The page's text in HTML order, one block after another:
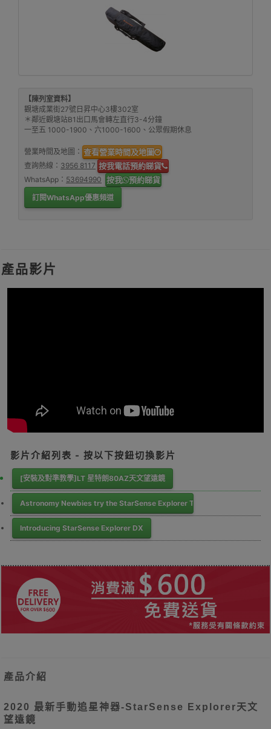
【陳列室資料】
觀塘成業街27號日昇中心3樓302室
＊鄰近觀塘站B1出口馬會轉左直行3-4分鐘
一至五 1000-1900、六1000-1600、公眾假期休息
營業時間及地圖： 查看營業時間及地圖
查詢熱線： 3956 8117 按我電話預約睇貨
WhatsApp： 53694990 按我 預約睇貨
訂閱WhatsApp優惠頻道
產品影片
影片介紹列表 - 按以下按鈕切換影片
[安裝及對準教學]LT 星特朗80AZ天文望遠鏡
Astronomy Newbies try the StarSense Explorer Telescope with Jupiter
Introducing StarSense Explorer DX
產品介紹
2020 最新手動追星神器-StarSense Explorer天文
望遠鏡